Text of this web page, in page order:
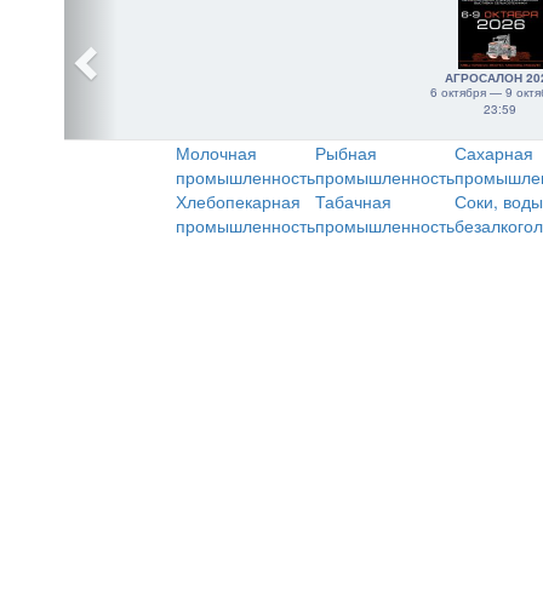
АГРОСАЛОН
6 октября — 9
23:59
Молочная
промышленность
Рыбная
промышленность
Сахарная
Хлебопекарная
промышленность
Табачная
промышленность
Соки,